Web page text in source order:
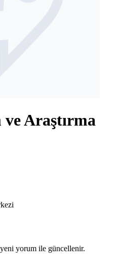
Araştırma
yorum ile güncellenir.